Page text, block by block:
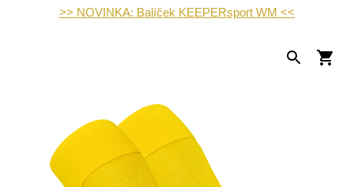
>> NOVINKA: Balíček KEEPERsport WM <<